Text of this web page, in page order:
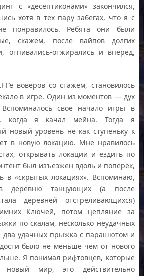
с «десептиконами» закончился,
хотя в тех пару забегах, что я с
понравилось. Ребята они были
скажем, после вайпов долгих
отпивались-отжирались и вперед,
воверов со стажем, становилось
в игре. Один из моментов — дух
Вспоминалось свое начало игры в
когда я качал мейна. Тогда я
новый уровень не как ступеньку к
в новую локацию. Мне нравилось
открывать локации и ездить по
был изъезжен вдоль и поперек,
в «скрытых локациях». Вспоминаю,
деревню танцующих (а после
деревней отстреливающихся)
Ключей, потом цепляние за
по скалам, несколько неудачных
два удачных прыжка с парашютом и
было не меньше чем от нового
Я понимал рифтовцев, которые
новый мир, это действительно